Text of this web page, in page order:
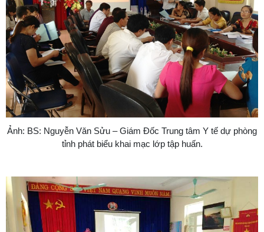
Ảnh: BS: Nguyễn Văn Sửu – Giám Đốc Trung tâm Y tế dự phòng
tỉnh phát biểu khai mạc lớp tập huấn.